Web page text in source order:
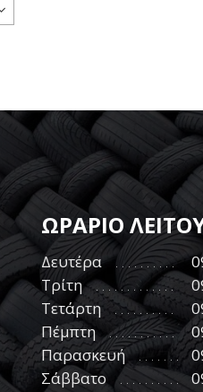
ΩΡΑΡΙΟ
Δευτέρα
Τρίτη
Τετάρτη
Πέμπτη
Παρασκευή
Σάββατο